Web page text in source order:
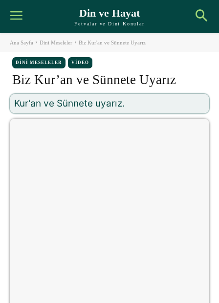
Din ve Hayat
Fetvalar ve Dini Konular
Ana Sayfa Dini Meseleler Biz Kur'an ve Sünnete Uyarız
DINI MESELELER VIDEO
Biz Kur’an ve Sünnete Uyarız
Kur'an ve Sünnete uyarız.